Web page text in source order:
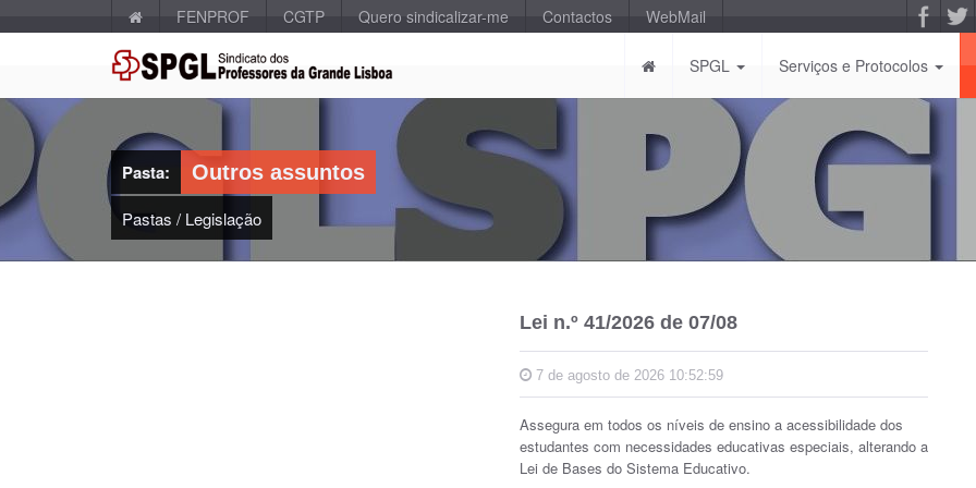
FENPROF CGTP Quero sindicalizar-me Contactos WebMail
SPGL Serviços e Protocolos
Pasta: Outros assuntos
Pastas / Legislação
Lei n.º 41/2026 de 07/08
7 de agosto de 2026 10:52:59
Assegura em todos os níveis de ensino a acessibilidade dos
estudantes com necessidades educativas especiais, alterando a
Lei de Bases do Sistema Educativo.